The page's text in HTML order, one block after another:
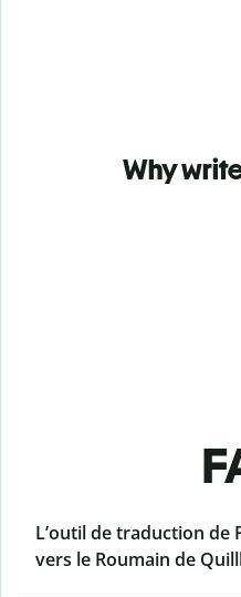
Why
L’outil de traduction de
vers le Roumain de